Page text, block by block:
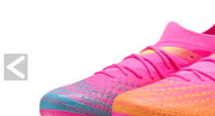
PREVIOUS